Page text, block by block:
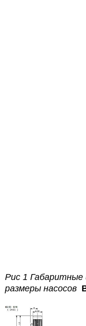
Рис 1 Габаритные
размеры насосов